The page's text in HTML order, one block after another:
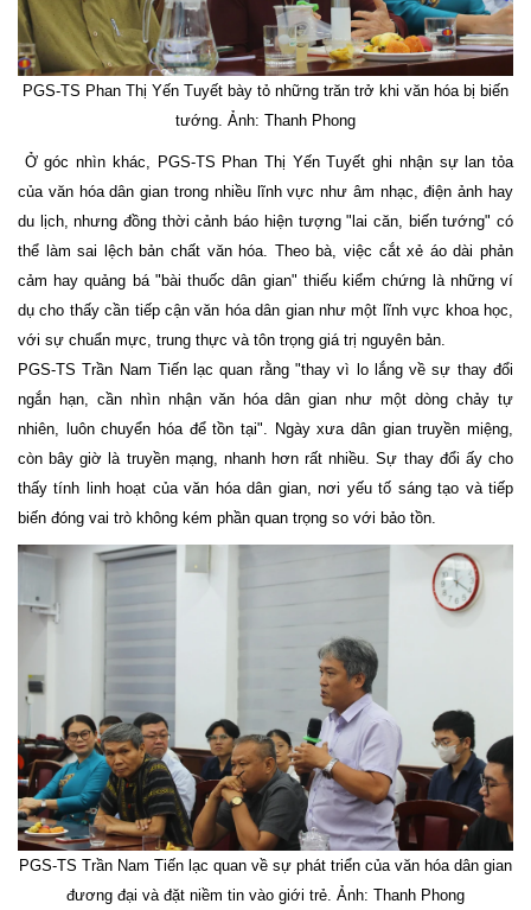
PGS-TS Phan Thị Yến Tuyết bày tỏ những trăn trở khi văn hóa bị biến
tướng. Ảnh: Thanh Phong
Ở góc nhìn khác, PGS-TS Phan Thị Yến Tuyết ghi nhận sự lan tỏa
của văn hóa dân gian trong nhiều lĩnh vực như âm nhạc, điện ảnh hay
du lịch, nhưng đồng thời cảnh báo hiện tượng "lai căn, biến tướng" có
thể làm sai lệch bản chất văn hóa. Theo bà, việc cắt xẻ áo dài phản
cảm hay quảng bá "bài thuốc dân gian" thiếu kiểm chứng là những ví
dụ cho thấy cần tiếp cận văn hóa dân gian như một lĩnh vực khoa học,
với sự chuẩn mực, trung thực và tôn trọng giá trị nguyên bản.
PGS-TS Trần Nam Tiến lạc quan rằng "thay vì lo lắng về sự thay đổi
ngắn hạn, cần nhìn nhận văn hóa dân gian như một dòng chảy tự
nhiên, luôn chuyển hóa để tồn tại". Ngày xưa dân gian truyền miệng,
còn bây giờ là truyền mạng, nhanh hơn rất nhiều. Sự thay đổi ấy cho
thấy tính linh hoạt của văn hóa dân gian, nơi yếu tố sáng tạo và tiếp
biến đóng vai trò không kém phần quan trọng so với bảo tồn.
PGS-TS Trần Nam Tiến lạc quan về sự phát triển của văn hóa dân gian
đương đại và đặt niềm tin vào giới trẻ. Ảnh: Thanh Phong